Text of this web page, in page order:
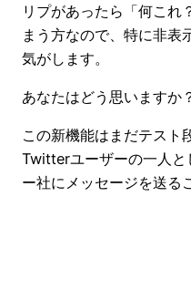
リプがあったら「何これ
まう方なので、特に非表
気がします。
あなたはどう思いますか
この新機能はまだテスト
Twitterユーザーの一人と
ー社にメッセージを送る